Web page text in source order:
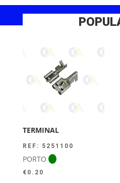
TERMINAL
REF: 5251100
PORTO
€ 0.20